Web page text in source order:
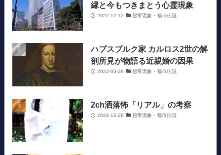
縁と今もつきまとう心霊現象
2022-12-12 超常現象・都市伝説
ハプスブルク家 カルロス2世の解
剖所見が物語る近親婚の因果
2022-03-28 超常現象・都市伝説
2ch洒落怖「リアル」の考察
2024-12-28 超常現象・都市伝説